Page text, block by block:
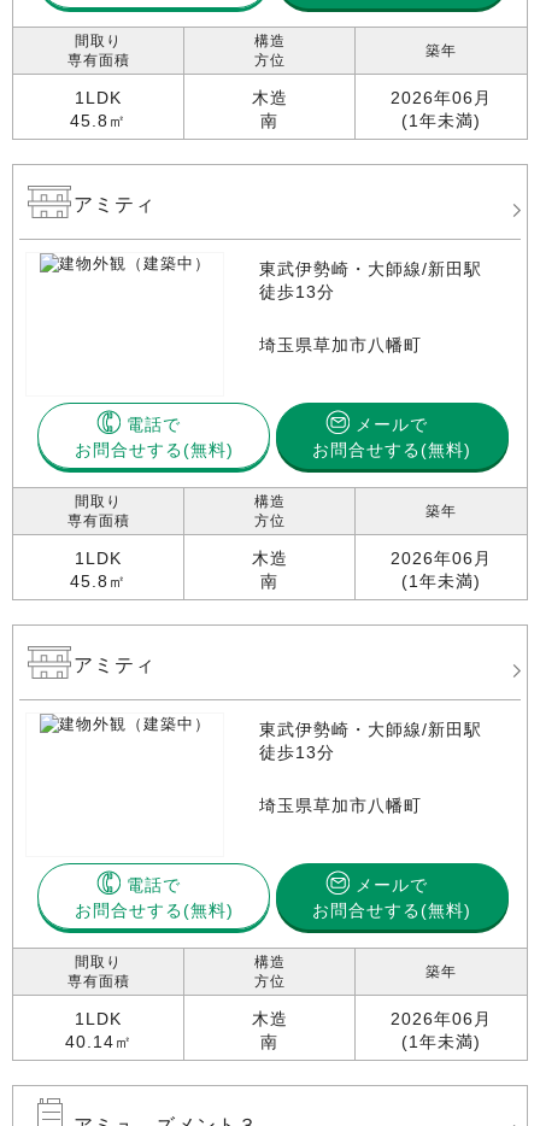
間取り
専有面積
1LDK
45.8㎡
構造
方位
木造
南
築年
2026年06月
(1年未満)
アミティ
東武伊勢崎・大師線/新田駅
徒歩13分
埼玉県草加市八幡町
電話で
お問合せする
メールで
お問合せする(無料)
間取り
専有面積
1LDK
45.8㎡
構造
方位
木造
南
築年
2026年06月
(1年未満)
アミティ
東武伊勢崎・大師線/新田駅
徒歩13分
埼玉県草加市八幡町
電話で
お問合せする
メールで
お問合せする(無料)
間取り
専有面積
1LDK
40.14㎡
構造
方位
木造
南
築年
2026年06月
(1年未満)